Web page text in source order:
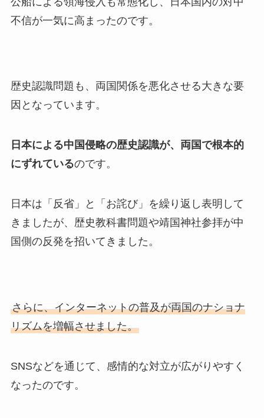
不信が一気に高まったのです。
歴史認識問題も、両国関係を悪化させる大きな要
因となっています。
日本による中国侵略の歴史認識が、両国で根本的
にずれているのです。
日本は「反省」と「お詫び」を繰り返し表明して
きましたが、歴史教科書問題や靖国神社参拝が中
国側の反発を招いてきました。
さらに、インターネットの普及が両国のナショナ
リズムを増幅させました。
SNSなどを通じて、感情的な対立が広がりやすく
なったのです。